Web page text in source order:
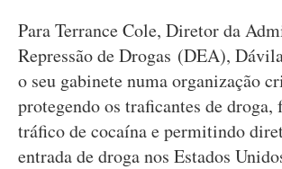
Para Terrance Cole, Diretor da
Repressão de Drogas (DEA),
o seu gabinete numa organização
protegendo os traficantes de
tráfico de cocaína e permitindo
entrada de droga nos Estados